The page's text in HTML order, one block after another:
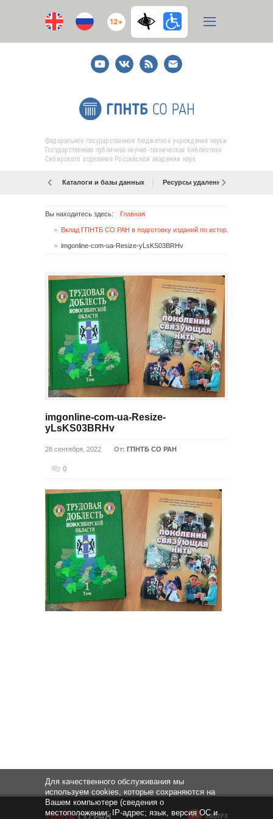
12+
YoutubeВКонтакте
RSS
E-
mail
подписка
Федеральное государственное бюджетное учреждение науки
Государственная публичная научно-техническая библиотека
Сибирского отделения Российской академии наук
Каталоги и базы данных Ресурсы удаленного доступа
Вы находитесь здесь: Главная
imgonline-com-ua-Resize-yLsKS03BRHv
imgonline-com-ua-Resize-
yLsKS03BRHv
28 сентября, 2022 От: ГПНТБ СО РАН
0
НАВЕРХ
Для качественного обслуживания мы
используем cookies, которые сохраняются на
Вашем компьютере (сведения о
местоположении; IP-адрес; язык, версия ОС и